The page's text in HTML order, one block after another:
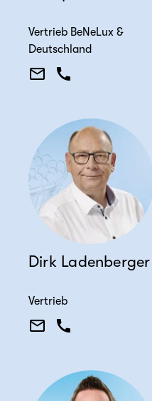
Vertrieb BeNeLux &
Deutschland
Dirk Ladenberger
Vertrieb